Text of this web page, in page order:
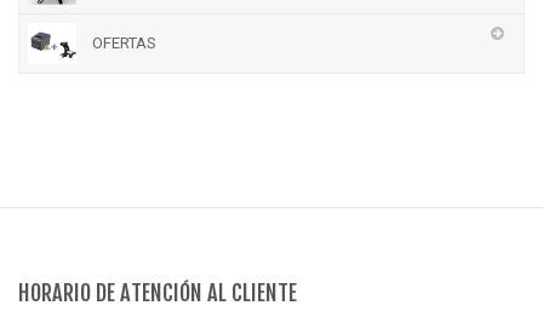
OFERTAS
HORARIO DE ATENCIÓN AL CLIENTE